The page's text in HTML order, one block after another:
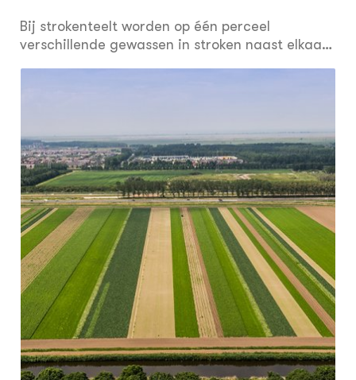
Bij strokenteelt worden op één perceel
verschillende gewassen in stroken naast elkaar
gewassen geteeld in stroken meestal een
vergelijkbare of hogere opbrengst dan in
monoculturen. Daarentegen kan de
mechanisatie een uitdaging zijn.